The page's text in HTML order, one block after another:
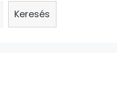
Keresés